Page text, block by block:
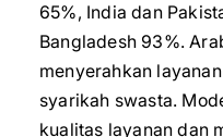
65%, India dan
Bangladesh 93%.
menyerahkan
syarikah swasta.
kualitas layanan dan